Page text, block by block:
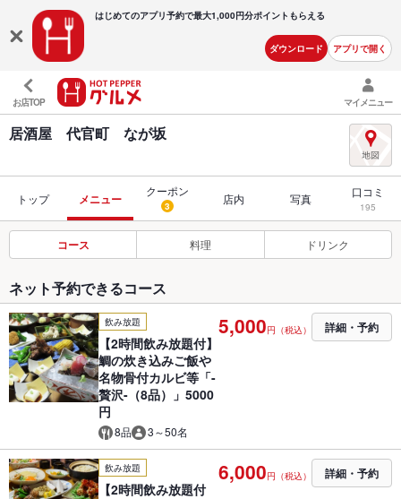
はじめてのアプリ予約で最大1,000円分ポイントもらえる
ダウンロード アプリで開く
お店TOP マイメニュー
居酒屋 代官町 なが坂
トップ メニュー
クーポン
3 店内 写真 口コミ
195
コース 料理 ドリンク
ネット予約できるコース
飲み放題
【2時間飲み放題付】
鯛の炊き込みご飯や
名物骨付カルビ等「-
贅沢-（8品）」5000
円
8品 3～50名
5,000円（税込） 詳細・予約
飲み放題
【2時間飲み放題付
6,000円（税込） 詳細・予約